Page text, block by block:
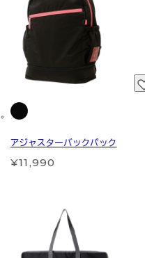
アジャスターバックパック
¥11,990